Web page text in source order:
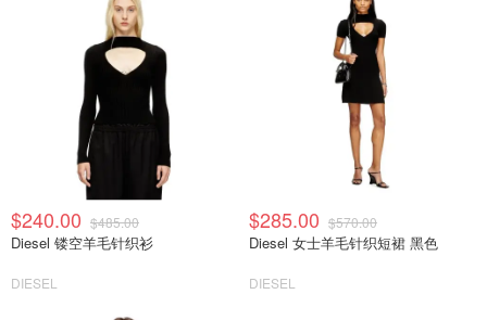
$240.00 $485.00
Diesel 镂空羊毛针织衫
DIESEL
$285.00 $570.00
Diesel 女士羊毛针织短裙 黑色
DIESEL